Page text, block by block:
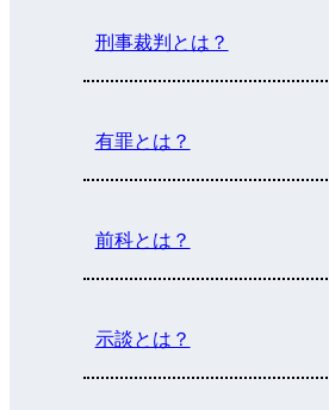
刑事裁判とは？
有罪とは？
前科とは？
示談とは？